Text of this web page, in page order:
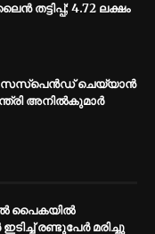
തട്ടിപ്പ്; 4.72 ലക്ഷം
സസ്പെൻഡ് ചെയ്യാൻ
അനിൽകുമാർ
പൈകയിൽ
രണ്ടുപേർ മരിച്ചു